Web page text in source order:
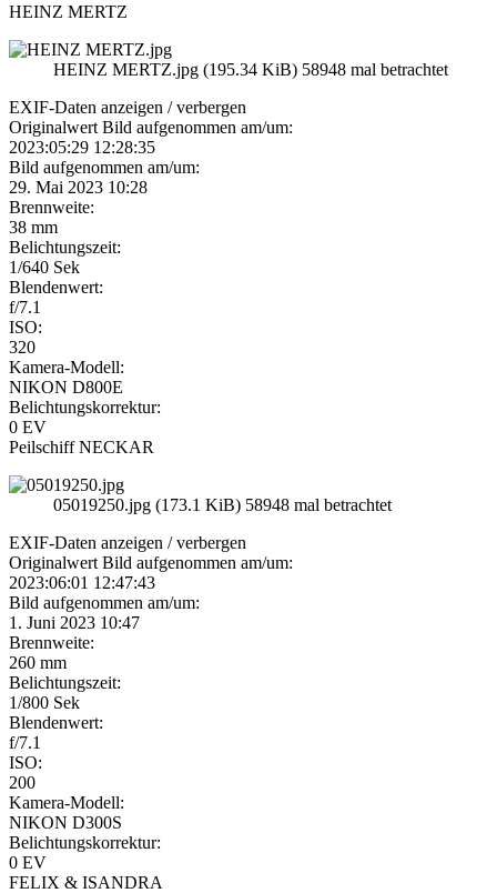
HEINZ MERTZ
HEINZ MERTZ.jpg (195.34 KiB) 58948 mal betrachtet
EXIF-Daten anzeigen / verbergen
Originalwert Bild aufgenommen am/um:
2023:05:29 12:28:35
Bild aufgenommen am/um:
29. Mai 2023 10:28
Brennweite:
38 mm
Belichtungszeit:
1/640 Sek
Blendenwert:
f/7.1
ISO:
320
Kamera-Modell:
NIKON D800E
Belichtungskorrektur:
0 EV
Peilschiff NECKAR
05019250.jpg (173.1 KiB) 58948 mal betrachtet
EXIF-Daten anzeigen / verbergen
Originalwert Bild aufgenommen am/um:
2023:06:01 12:47:43
Bild aufgenommen am/um:
1. Juni 2023 10:47
Brennweite:
260 mm
Belichtungszeit:
1/800 Sek
Blendenwert:
f/7.1
ISO:
200
Kamera-Modell:
NIKON D300S
Belichtungskorrektur:
0 EV
FELIX & ISANDRA